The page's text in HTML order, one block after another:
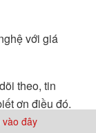
với giá
theo, tin
ơn điều đó.
vào đây